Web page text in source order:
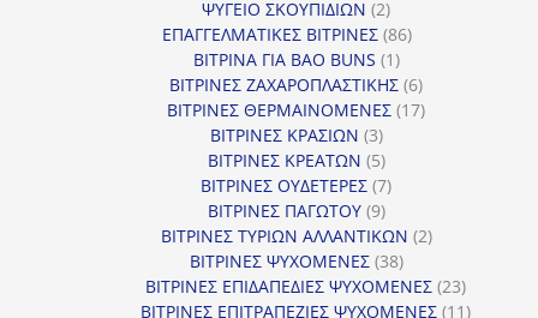
ΨΥΓΕΙΟ ΣΚΟΥΠΙΔΙΩΝ 22
προϊόντα
ΕΠΑΓΓΕΛΜΑΤΙΚΕΣ ΒΙΤΡΙΝΕΣ 8686
ΒΙΤΡΙΝΑ ΓΙΑ BAO BUNS 11
προϊόν
ΒΙΤΡΙΝΕΣ ΖΑΧΑΡΟΠΛΑΣΤΙΚΗΣ 66
προϊόντα
ΒΙΤΡΙΝΕΣ ΘΕΡΜΑΙΝΟΜΕΝΕΣ 1717
ΒΙΤΡΙΝΕΣ ΚΡΑΣΙΩΝ 33
προϊόντα
ΒΙΤΡΙΝΕΣ ΚΡΕΑΤΩΝ 55
προϊόντα
ΒΙΤΡΙΝΕΣ ΟΥΔΕΤΕΡΕΣ 77
ΒΙΤΡΙΝΕΣ ΠΑΓΩΤΟΥ 99
προϊόντα
ΒΙΤΡΙΝΕΣ ΤΥΡΙΩΝ ΑΛΛΑΝΤΙΚΩΝ 22
ΒΙΤΡΙΝΕΣ ΨΥΧΟΜΕΝΕΣ 3838
προϊόντα
ΒΙΤΡΙΝΕΣ ΕΠΙΔΑΠΕΔΙΕΣ ΨΥΧΟΜΕΝΕΣ 2323
προϊόντα
ΒΙΤΡΙΝΕΣ ΕΠΙΤΡΑΠΕΖΙΕΣ ΨΥΧΟΜΕΝΕΣ 1111